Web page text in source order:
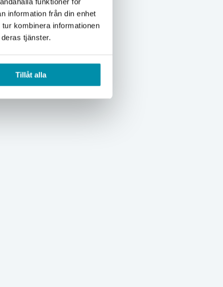
information från din enhet
kombinera informationen
tjänster.
Tillåt alla